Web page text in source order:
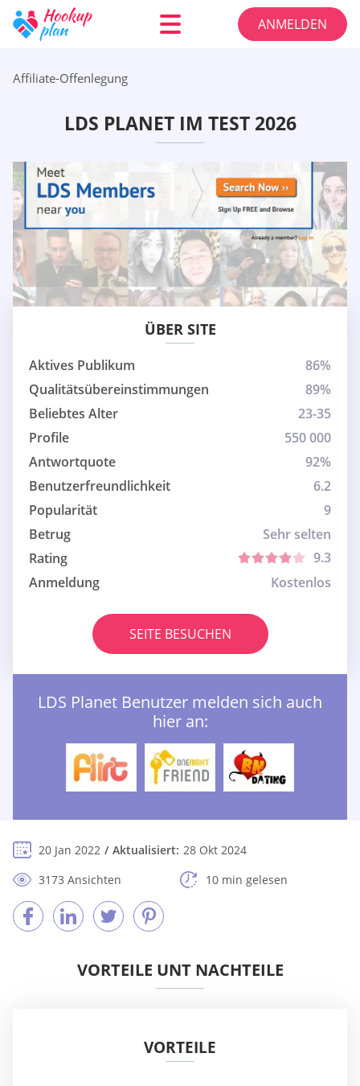
ANMELDEN
Affiliate-Offenlegung
LDS PLANET IM TEST 2026
ÜBER SITE
Aktives Publikum
86%
Qualitätsübereinstimmungen
89%
Beliebtes Alter
23-35
Profile
550 000
Antwortquote
92%
Benutzerfreundlichkeit
6.2
Popularität
9
Betrug
Sehr selten
Rating
9.3
Anmeldung
Kostenlos
SEITE BESUCHEN
LDS Planet Benutzer melden sich auch
hier an:
20 Jan 2022 Aktualisiert: 28 Okt 2024
3173 Ansichten
10 min gelesen
VORTEILE UNT NACHTEILE
VORTEILE